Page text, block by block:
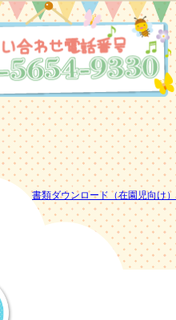
書類ダウンロード（在園児向け）